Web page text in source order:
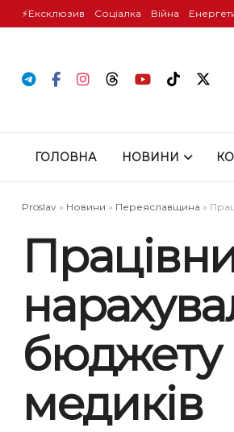
⚡️Ексклюзив Соціалка Війна
ГОЛОВНА НОВИНИ
Proslav » Новини » Переяславщина »
бюджету
медиків